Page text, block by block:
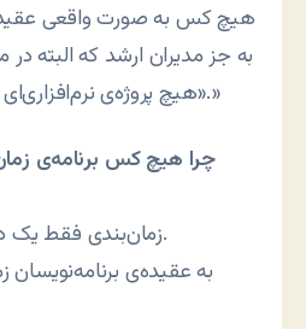
هیچ کس به صورت واقعی
به جز مدیران ارشد که البته در
«هیچ پروژه‌ی نرم‌افزاری‌ای به موقع آماده نمی‌شود.»
چرا هیچ کس برنامه‌ی
1) زمان‌بندی فقط یک دردسر و زحمت است.